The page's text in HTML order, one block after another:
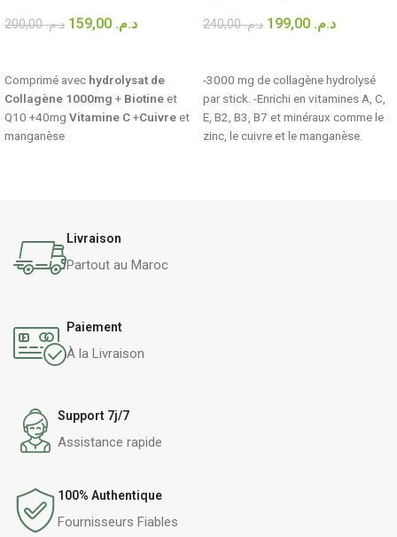
د.م.200,00 د.م.
Comprimé avec hydrolysat de
Collagène 1000mg + Biotineet
Q10 +40mg Vitamine C+Cuivreet
manganèse
د.م.240,00 د.م.
-3000 mg de collagène hydrolysé
par stick. -Enrichi en vitamines A, C,
E, B2, B3, B7 et minéraux comme le
zinc, le cuivre et le manganèse.
Livraison
Partout au Maroc
Paiement
À la Livraison
Support 7j/7
Assistance rapide
100% Authentique
Fournisseurs Fiables